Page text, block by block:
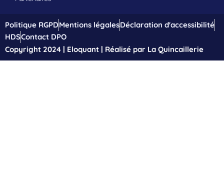
Politique RGPDMentions légalesDéclaration d'accessibilité
HDSContact DPO
Copyright 2024 | Eloquant | Réalisé par La Quincaillerie